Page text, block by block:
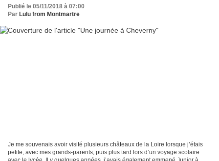
Publié le 05/11/2018 à 07:00
Par Lulu from Montmartre
Je me souvenais avoir visité plusieurs châteaux de la Loire lorsque j’étais
petite, avec mes grands-parents, puis plus tard lors d’un voyage scolaire